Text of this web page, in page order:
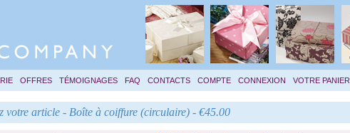
OFFRES TÉMOIGNAGES FAQ CONTACTS COMPTE CONNEXION VOTRE PANIER
votre article - Boîte à coiffure (circulaire) - €45.00